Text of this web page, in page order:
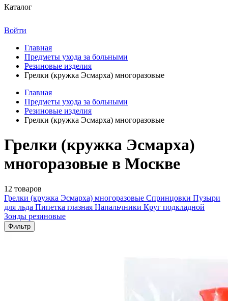
Каталог
Войти
Главная
Предметы ухода за больными
Резиновые изделия
Грелки (кружка Эсмарха) многоразовые
Главная
Предметы ухода за больными
Резиновые изделия
Грелки (кружка Эсмарха) многоразовые
Грелки (кружка Эсмарха)
многоразовые в Москве
12 товаров
Грелки (кружка Эсмарха) многоразовые Спринцовки Пузыри
для льда Пипетка глазная Напальчники Круг подкладной
Зонды резиновые
Фильтр